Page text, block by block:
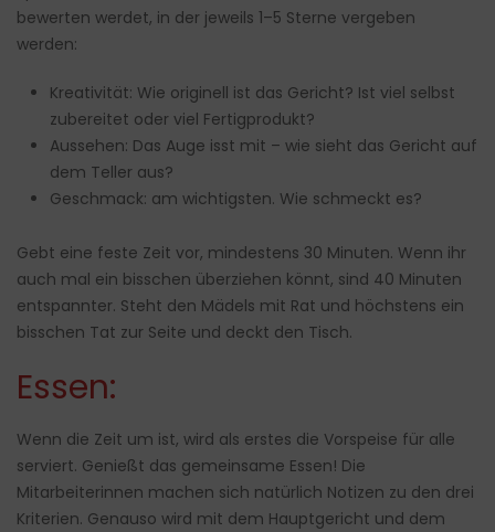
bewerten werdet, in der jeweils 1–5 Sterne vergeben
werden:
Kreativität: Wie originell ist das Gericht? Ist viel selbst
zubereitet oder viel Fertigprodukt?
Aussehen: Das Auge isst mit – wie sieht das Gericht auf
dem Teller aus?
Geschmack: am wichtigsten. Wie schmeckt es?
Gebt eine feste Zeit vor, mindestens 30 Minuten. Wenn ihr
auch mal ein bisschen überziehen könnt, sind 40 Minuten
entspannter. Steht den Mädels mit Rat und höchstens ein
bisschen Tat zur Seite und deckt den Tisch.
Essen:
Wenn die Zeit um ist, wird als erstes die Vorspeise für alle
serviert. Genießt das gemeinsame Essen! Die
Mitarbeiterinnen machen sich natürlich Notizen zu den drei
Kriterien. Genauso wird mit dem Hauptgericht und dem